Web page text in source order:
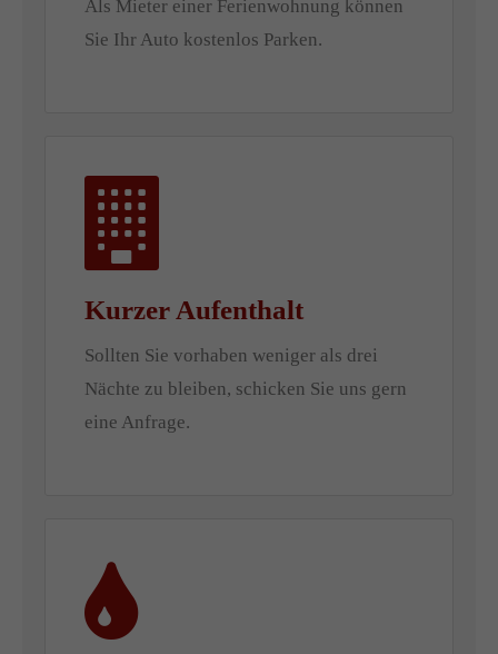
Drop us a line
Lorem ipsum dolor sit amet, consectetuer adipiscing
Aenean commodo ligula eget dolor. Aenean massa. Cum
nascetur ridiculus mus. Donec quam felis, ultricies nec.
Als Mieter einer Ferienwohnung können
Sie Ihr Auto kostenlos Parken.
Kurzer Aufenthalt
Sollten Sie vorhaben weniger als drei
Nächte zu bleiben, schicken Sie uns gern
eine Anfrage.